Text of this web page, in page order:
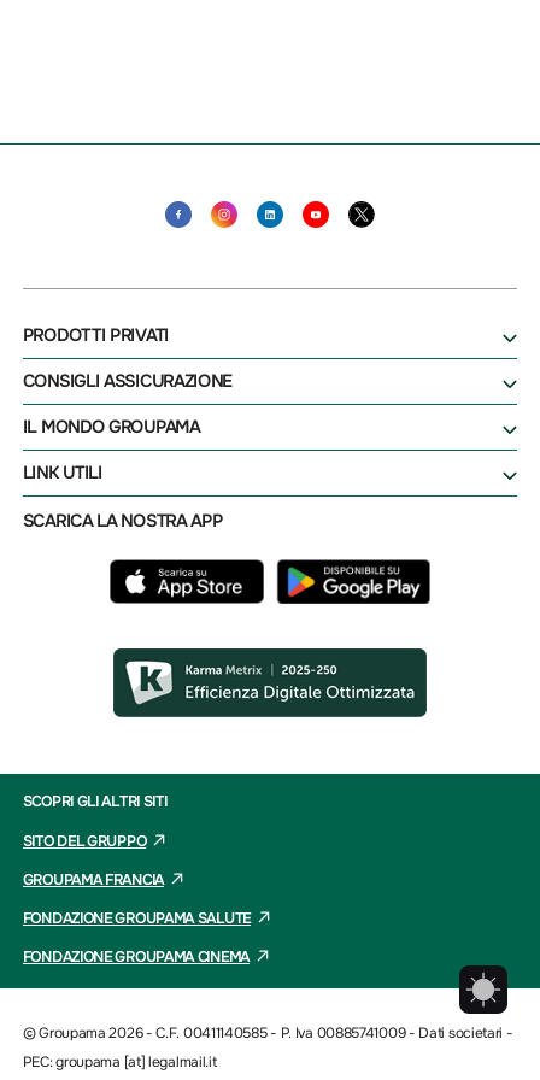
PRODOTTI PRIVATI
CONSIGLI ASSICURAZIONE
IL MONDO GROUPAMA
LINK UTILI
SCARICA LA NOSTRA APP
SCOPRI GLI ALTRI SITI
SITO DEL GRUPPO
GROUPAMA FRANCIA
FONDAZIONE GROUPAMA SALUTE
FONDAZIONE GROUPAMA CINEMA
© Groupama 2026 - C.F. 00411140585 - P. Iva 00885741009 - Dati societari -
PEC: groupama [at] legalmail.it